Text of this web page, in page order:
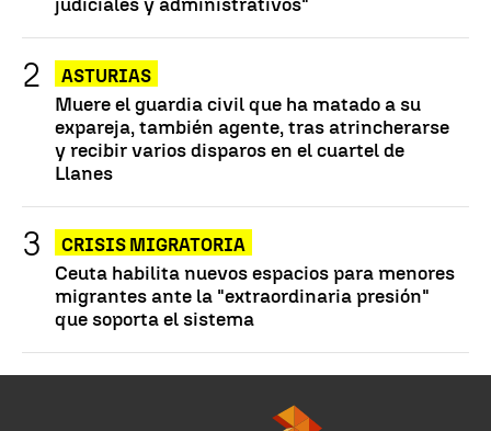
ASTURIAS
Muere el guardia civil que ha matado a su
expareja, también agente, tras atrincherarse
y recibir varios disparos en el cuartel de
Llanes
CRISIS MIGRATORIA
Ceuta habilita nuevos espacios para menores
migrantes ante la "extraordinaria presión"
que soporta el sistema